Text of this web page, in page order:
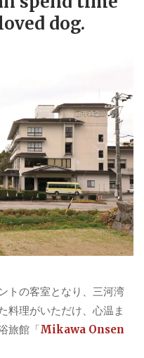
dog.
トの客室となり、三河湾
料理がいただけ、心温ま
旅館「Mikawa Onsen